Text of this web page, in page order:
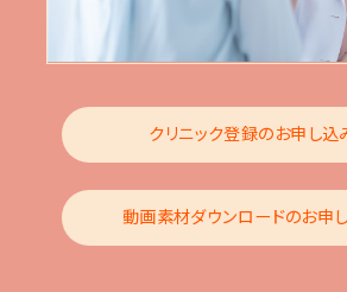
クリニック登録のお申し込
動画素材ダウンロードのお申